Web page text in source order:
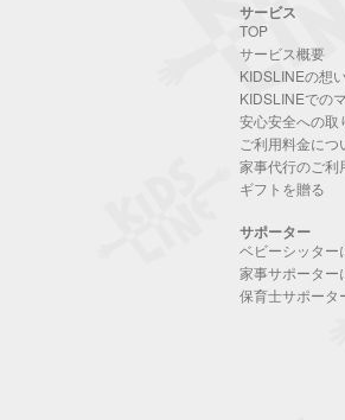
サービス
TOP
サービス概要
KIDSLINEの想
KIDSLINEでの
安心安全への取
ご利用料金につ
家事代行のご利
ギフトを贈る
サポーター
ベビーシッター
家事サポーター
保育士サポータ